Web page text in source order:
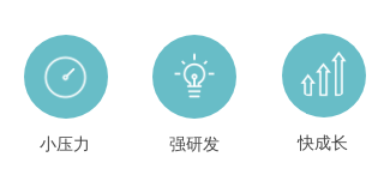
快成长
强研发
小压力